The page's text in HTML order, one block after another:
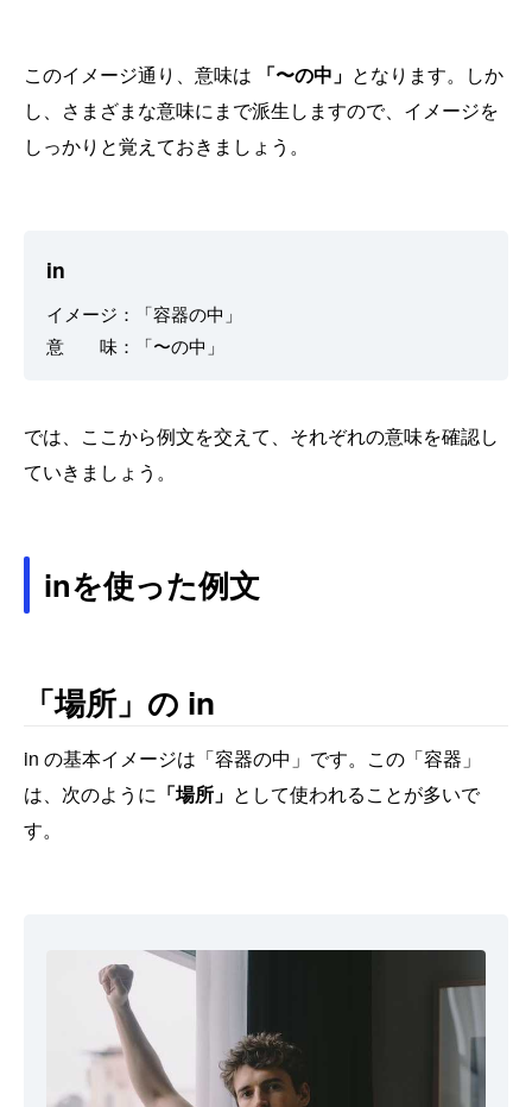
このイメージ通り、意味は 「〜の中」 となります。しか
し、さまざまな意味にまで派生しますので、イメージを
しっかりと覚えておきましょう。
in
イメージ：「容器の中」
意 味：「〜の中」
では、ここから例文を交えて、それぞれの意味を確認し
ていきましょう。
inを使った例文
「場所」の in
in の基本イメージは「容器の中」です。この「容器」
は、次のように 「場所」 として使われることが多いで
す。